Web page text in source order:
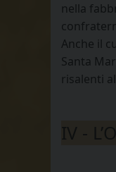
nella
Anche il
Santa
risalenti
IV -